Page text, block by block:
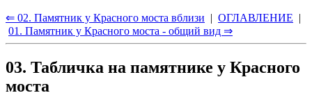
⇐ 02. Памятник у Красного моста вблизи | ОГЛАВЛЕНИЕ |
01. Памятник у Красного моста - общий вид ⇒
03. Табличка на памятнике у Красного
моста